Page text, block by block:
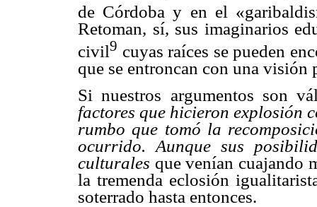
de Córdoba y en el
Retoman, sí, sus imaginarios
civil9 cuyas raíces se pueden
que se entroncan con una visión
Si nuestros argumentos son
factores que hicieron explosión
rumbo que tomó la
ocurrido. Aunque sus
culturales que venían cuajando
la tremenda eclosión
soterrado hasta entonces.